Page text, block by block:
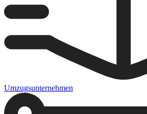
Umzugsunternehmen